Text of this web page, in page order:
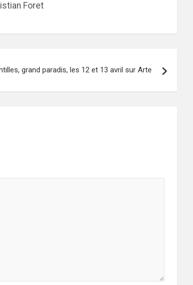
Foret
grand paradis, les 12 et 13 avril sur Arte